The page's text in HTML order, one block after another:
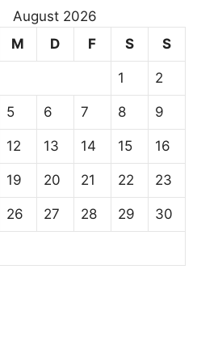
August 2026
M D F S S
1 2
5 6 7 8 9
12 13 14 15 16
19 20 21 22 23
26 27 28 29 30